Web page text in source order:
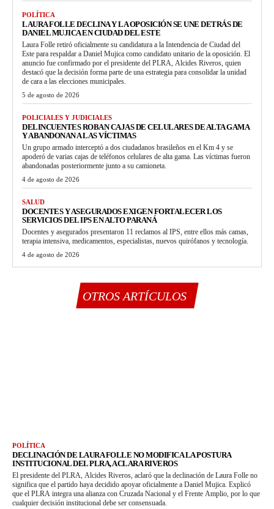
POLÍTICA
LAURA FOLLE DECLINA Y LA OPOSICIÓN SE UNE DETRÁS DE
DANIEL MUJICA EN CIUDAD DEL ESTE
Laura Folle retiró oficialmente su candidatura a la Intendencia de Ciudad del
Este para respaldar a Daniel Mujica como candidato unitario de la oposición. El
anuncio fue confirmado por el presidente del PLRA, Alcides Riveros, quien
destacó que la decisión forma parte de una estrategia para consolidar la unidad
de cara a las elecciones municipales.
5 de agosto de 2026
POLICIALES Y JUDICIALES
DELINCUENTES ROBAN CAJAS DE CELULARES DE ALTA GAMA
Y ABANDONAN A LAS VÍCTIMAS
Un grupo armado interceptó a dos ciudadanos brasileños en el Km 4 y se
apoderó de varias cajas de teléfonos celulares de alta gama. Las víctimas fueron
abandonadas posteriormente junto a su camioneta.
4 de agosto de 2026
SALUD
DOCENTES Y ASEGURADOS EXIGEN FORTALECER LOS
SERVICIOS DEL IPS EN ALTO PARANÁ
Docentes y asegurados presentaron 11 reclamos al IPS, entre ellos más camas,
terapia intensiva, medicamentos, especialistas, nuevos quirófanos y tecnología.
4 de agosto de 2026
OTROS ARTÍCULOS
POLÍTICA
DECLINACIÓN DE LAURA FOLLE NO MODIFICA LA POSTURA
INSTITUCIONAL DEL PLRA, ACLARA RIVEROS
El presidente del PLRA, Alcides Riveros, aclaró que la declinación de Laura Folle no
significa que el partido haya decidido apoyar oficialmente a Daniel Mujica. Explicó
que el PLRA integra una alianza con Cruzada Nacional y el Frente Amplio, por lo que
cualquier decisión institucional debe ser consensuada.